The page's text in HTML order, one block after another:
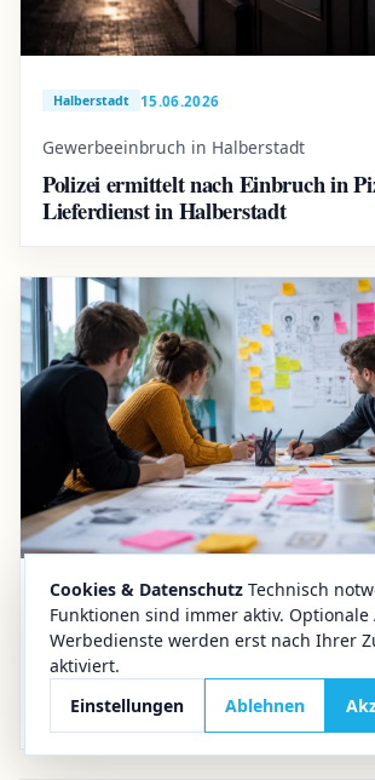
Cookies & Datenschutz Technisch
Funktionen sind immer aktiv. Optionale
Werbedienste werden erst nach Ihrer
aktiviert.
Einstellungen
Ablehnen
Halberstadt 15.06.2026
Gewerbeeinbruch in Halberstadt
Polizei ermittelt nach Einbruch in
Lieferdienst in Halberstadt
Halberstadt 12.06.2026
Bildung und Gründung
BBS am Museumsdorf wird
Gründungsförderung und